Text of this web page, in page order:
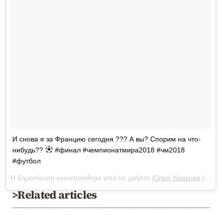
И снова я за Францию сегодня ??? А вы? Спорим на что-
нибудь??
#финал #чемпионатмира2018 #чм2018
#футбол
Η δημοσίευση κοινοποιήθηκε από το χρήστη Юлия Ушакова (@yulia_ushakova) στις
>Related articles